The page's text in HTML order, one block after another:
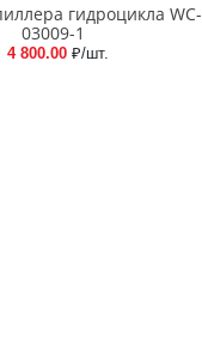
гидроцикла WC-
03009-1
4 800.00 ₽/шт.